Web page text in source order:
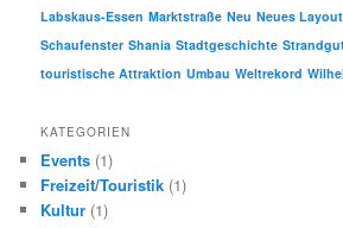
Labskaus-Essen Marktstraße Neu Neues Layout
Schaufenster Shania Stadtgeschichte
touristische Attraktion Umbau Weltrekord
KATEGORIEN
Events (1)
Freizeit/Touristik (1)
Kultur (1)